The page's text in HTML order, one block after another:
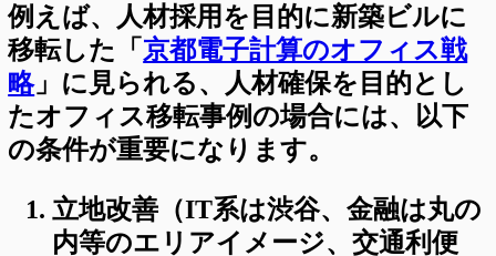
例えば、人材採用を目的に新築ビルに
移転した「 京都電子計算のオフィス戦
略」に見られる、人材確保を目的とし
たオフィス移転事例の場合には、以下
の条件が重要になります。
立地改善（IT系は渋谷、金融は丸の
内等のエリアイメージ、交通利便